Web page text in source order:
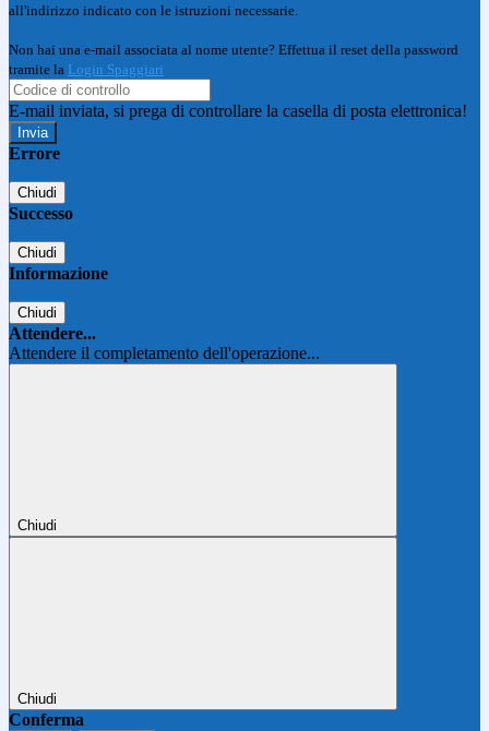
all'indirizzo indicato con le istruzioni necessarie.
Non hai una e-mail associata al nome utente? Effettua il reset della password
tramite la Login Spaggiari
E-mail inviata, si prega di controllare la casella di posta elettronica!
Errore
Chiudi
Successo
Chiudi
Informazione
Chiudi
Attendere...
Attendere il completamento dell'operazione...
Chiudi
Chiudi
Conferma